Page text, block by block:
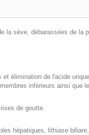
la sève, débarassées de la
élimination de l'acide
inférieurs ainsi
de goutte.
hépatiques, lithiase